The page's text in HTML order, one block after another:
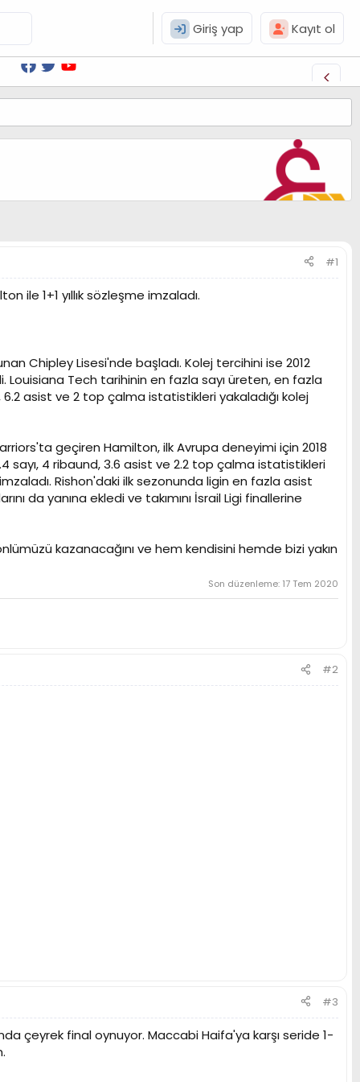
Giriş yap Kayıt ol
#1
ile 1+1 yıllık sözleşme imzaladı.
Chipley Lisesi'nde başladı. Kolej tercihini ise 2012
Louisiana Tech tarihinin en fazla sayı üreten, en fazla
asist ve 2 top çalma istatistikleri yakaladığı kolej
geçiren Hamilton, ilk Avrupa deneyimi için 2018
sayı, 4 ribaund, 3.6 asist ve 2.2 top çalma istatistikleri
Rishon'daki ilk sezonunda ligin en fazla asist
da yanına ekledi ve takımını İsrail Ligi finallerine
kazanacağını ve hem kendisini hemde bizi yakın
Son düzenleme: 17 Tem 2020
#2
#3
çeyrek final oynuyor. Maccabi Haifa'ya karşı seride 1-